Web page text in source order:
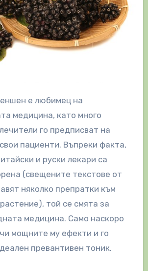
медицина, като много
го предписват на
пациенти. Въпреки факта,
и руски лекари са
(свещените текстове от
няколко препратки към
той се смята за
медицина. Само наскоро
мощните му ефекти и го
превантивен тоник.